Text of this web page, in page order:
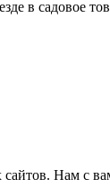
в садовое
Нам с